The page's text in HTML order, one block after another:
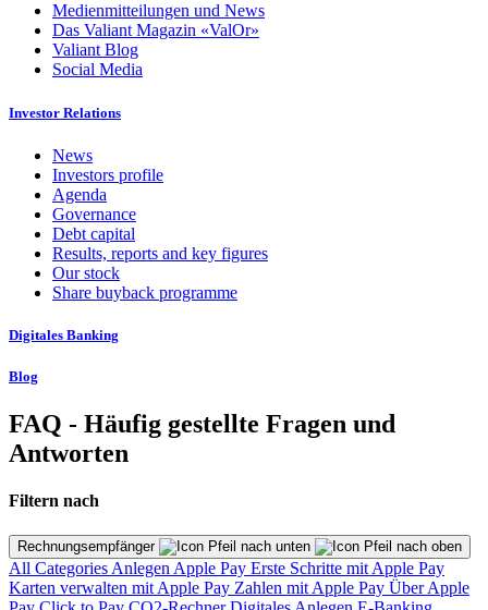
Medienmitteilungen und News
Das Valiant Magazin «ValOr»
Valiant Blog
Social Media
Investor Relations
News
Investors profile
Agenda
Governance
Debt capital
Results, reports and key figures
Our stock
Share buyback programme
Digitales Banking
Blog
FAQ - Häufig gestellte Fragen und
Antworten
Filtern nach
Rechnungsempfänger
All Categories Anlegen Apple Pay Erste Schritte mit Apple Pay
Karten verwalten mit Apple Pay Zahlen mit Apple Pay Über Apple